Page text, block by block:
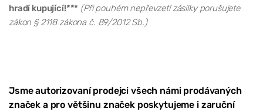
hradí kupující!*** (Při pouhém nepřevzetí zásilky porušujete
zákon § 2118 zákona č. 89/2012 Sb.)
Jsme autorizovaní prodejci všech námi prodávaných
značek a pro většinu značek poskytujeme i zaruční